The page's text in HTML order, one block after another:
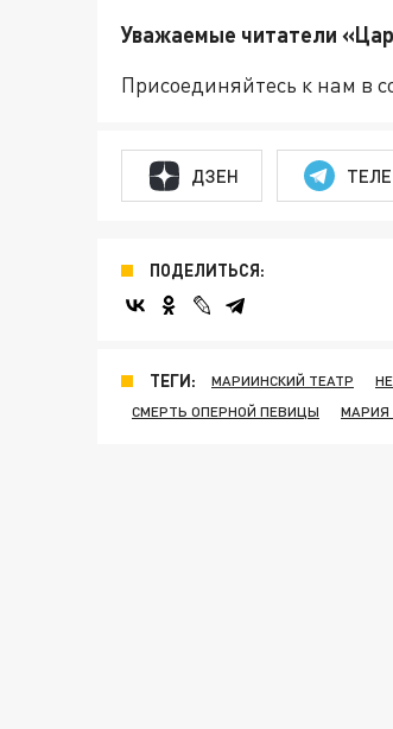
Уважаемые
Присоединяйтесь к нам в
ДЗЕН
ПОДЕЛИТЬСЯ:
ТЕГИ: МАРИИНСКИЙ ТЕАТР
СМЕРТЬ ОПЕРНОЙ ПЕВИЦЫ
МАРИЯ